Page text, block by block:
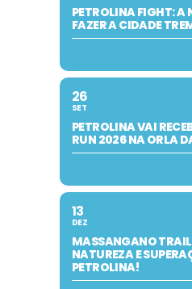
PETROLINA FIGHT: A
FAZER A CIDADE
26
SET
PETROLINA VAI
RUN 2026 NA ORLA
13
DEZ
MASSANGANO
NATUREZA E
PETROLINA!